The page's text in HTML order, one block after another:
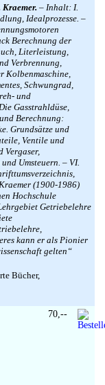
– Inhalt: I.
Idealprozesse. –
Berechnung der
Literleistung,
Verbrennung,
Kolbenmaschine,
Schwungrad,
und
Gasstrahldüse,
Berechnung:
Grundsätze und
Ventile und
Vergaser,
Umsteuern. – VI.
(1900-1986)
Hochschule
Getriebelehre
kann er als Pionier
gelten“
Bücher,
70,--